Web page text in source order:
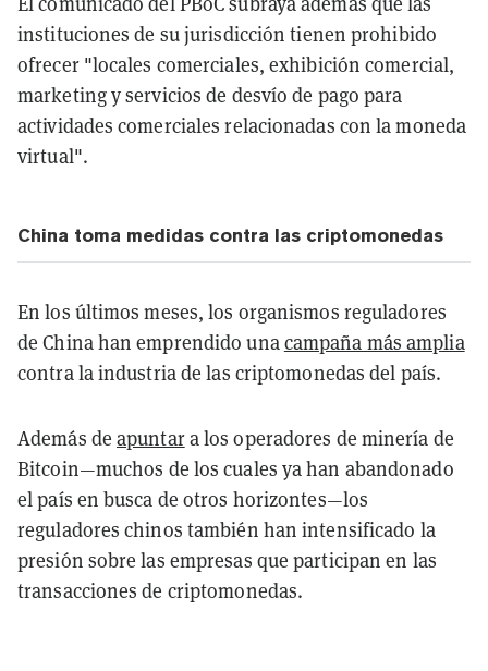
instituciones de su jurisdicción tienen prohibido
ofrecer "locales comerciales, exhibición comercial,
marketing y servicios de desvío de pago para
actividades comerciales relacionadas con la moneda
virtual".
China toma medidas contra las criptomonedas
En los últimos meses, los organismos reguladores
de China han emprendido unacampaña más amplia
contra la industria de las criptomonedas del país.
Además de apuntara los operadores de minería de
Bitcoin—muchos de los cuales ya han abandonado
el país en busca de otros horizontes—los
reguladores chinos también han intensificado la
presión sobre las empresas que participan en las
transacciones de criptomonedas.